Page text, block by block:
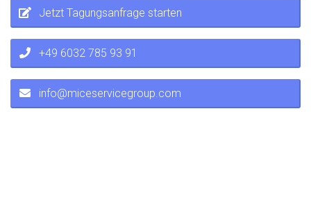
Jetzt Tagungsanfrage starten
+49 6032 785 93 91
info@miceservicegroup.com